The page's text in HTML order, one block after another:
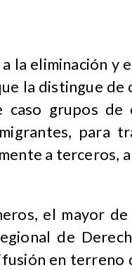
la eliminación
la distingue
caso grupos
para
a terceros,
el mayor de
de
en terreno